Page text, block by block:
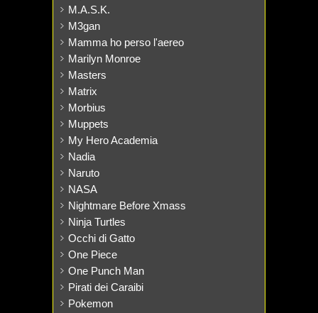
M.A.S.K.
M3gan
Mamma ho perso l'aereo
Marilyn Monroe
Masters
Matrix
Morbius
Muppets
My Hero Academia
Nadia
Naruto
NASA
Nightmare Before Xmass
Ninja Turtles
Occhi di Gatto
One Piece
One Punch Man
Pirati dei Caraibi
Pokemon